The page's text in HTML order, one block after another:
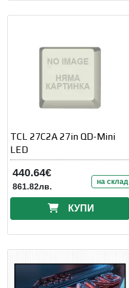
TCL 27C2A 27in QD-Mini
LED
440.64€
861.82лв. на склад
КУПИ